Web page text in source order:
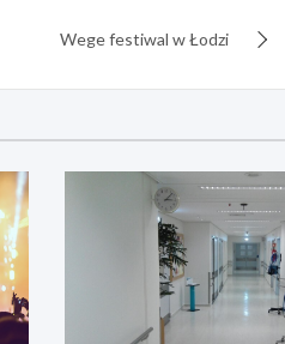
Wege festiwal w Łodzi